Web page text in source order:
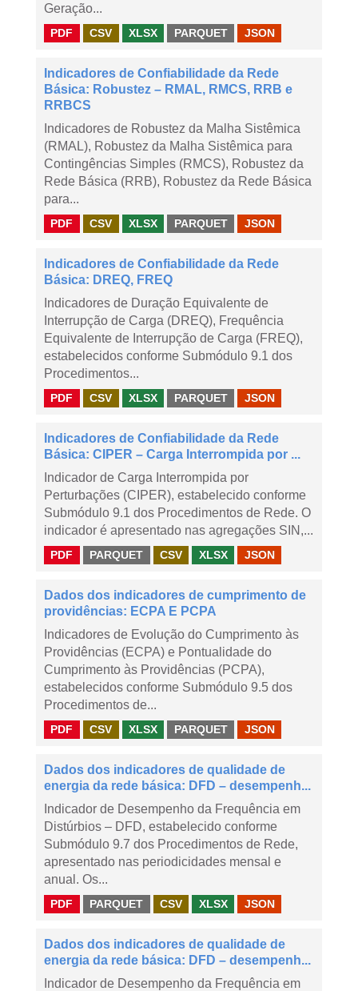
Geração...
PDF CSV XLSX PARQUET JSON
Indicadores de Confiabilidade da Rede
Básica: Robustez – RMAL, RMCS, RRB e
RRBCS
Indicadores de Robustez da Malha Sistêmica
(RMAL), Robustez da Malha Sistêmica para
Contingências Simples (RMCS), Robustez da
Rede Básica (RRB), Robustez da Rede Básica
para...
PDF CSV XLSX PARQUET JSON
Indicadores de Confiabilidade da Rede
Básica: DREQ, FREQ
Indicadores de Duração Equivalente de
Interrupção de Carga (DREQ), Frequência
Equivalente de Interrupção de Carga (FREQ),
estabelecidos conforme Submódulo 9.1 dos
Procedimentos...
PDF CSV XLSX PARQUET JSON
Indicadores de Confiabilidade da Rede
Básica: CIPER – Carga Interrompida por ...
Indicador de Carga Interrompida por
Perturbações (CIPER), estabelecido conforme
Submódulo 9.1 dos Procedimentos de Rede. O
indicador é apresentado nas agregações SIN,...
PDF PARQUET CSV XLSX JSON
Dados dos indicadores de cumprimento de
providências: ECPA E PCPA
Indicadores de Evolução do Cumprimento às
Providências (ECPA) e Pontualidade do
Cumprimento às Providências (PCPA),
estabelecidos conforme Submódulo 9.5 dos
Procedimentos de...
PDF CSV XLSX PARQUET JSON
Dados dos indicadores de qualidade de
energia da rede básica: DFD – desempenh...
Indicador de Desempenho da Frequência em
Distúrbios – DFD, estabelecido conforme
Submódulo 9.7 dos Procedimentos de Rede,
apresentado nas periodicidades mensal e
anual. Os...
PDF PARQUET CSV XLSX JSON
Dados dos indicadores de qualidade de
energia da rede básica: DFD – desempenh...
Indicador de Desempenho da Frequência em